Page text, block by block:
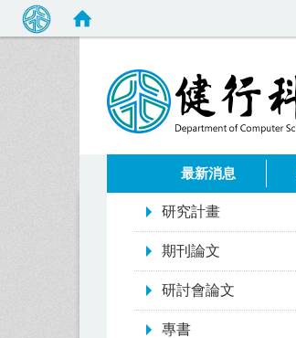
最新消息
研究計畫
期刊論文
研討會論文
專書